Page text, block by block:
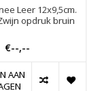
Leer 12x9,5cm.
opdruk bruin
€--,--
AAN